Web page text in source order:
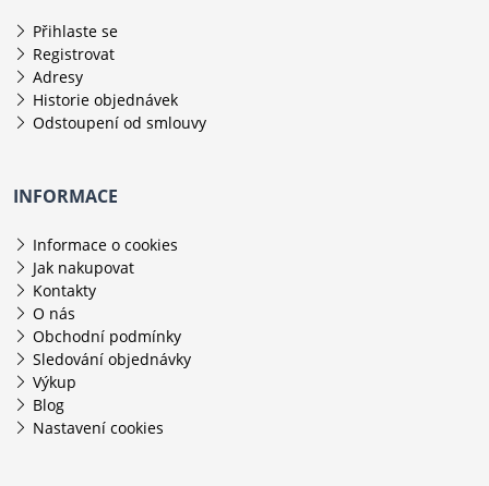
Přihlaste se
Registrovat
Adresy
Historie objednávek
Odstoupení od smlouvy
INFORMACE
Informace o cookies
Jak nakupovat
Kontakty
O nás
Obchodní podmínky
Sledování objednávky
Výkup
Blog
Nastavení cookies